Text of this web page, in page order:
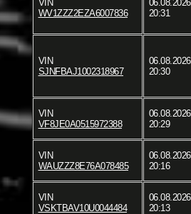
VIN
WV1ZZZ2EZA6007836
06.08.2026
20:31
VIN
SJNFBAJ1002318967
06.08.2026
20:30
VIN
VF8JE0A0515972388
06.08.2026
20:29
VIN
WAUZZZ8E76A078485
06.08.2026
20:16
VIN
VSKTBAV10U0044484
06.08.2026
20:13